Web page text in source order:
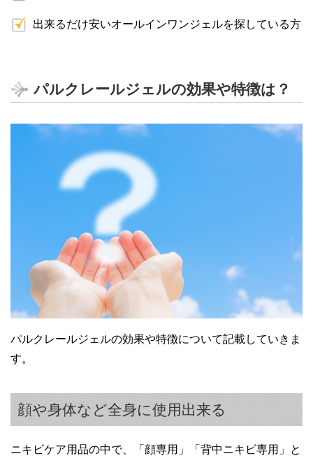
出来るだけ安いオールインワンジェルを探している方
パルクレールジェルの効果や特徴は？
パルクレールジェルの効果や特徴について記載していきま
す。
顔や身体など全身に使用出来る
ニキビケア用品の中で、「顔専用」「背中ニキビ専用」と